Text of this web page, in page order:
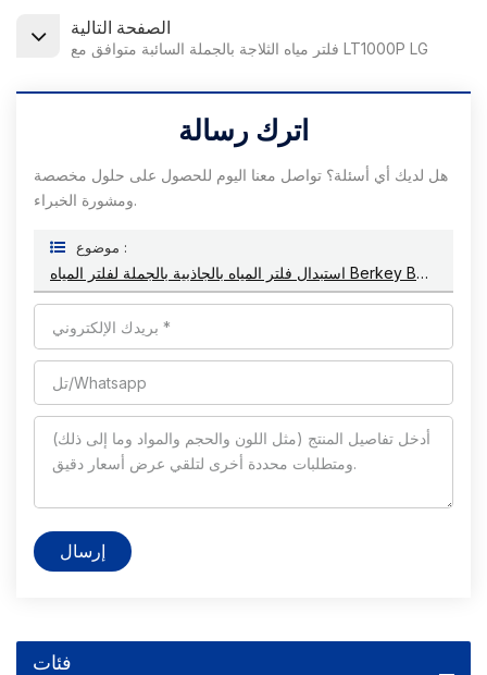
الصفحة التالية
فلتر مياه الثلاجة بالجملة السائبة متوافق مع LT1000P LG
اترك رسالة
هل لديك أي أسئلة؟ تواصل معنا اليوم للحصول على حلول مخصصة
ومشورة الخبراء.
موضوع :
استبدال فلتر المياه بالجاذبية بالجملة لفلتر المياه Berkey BB9-2 وأنظمة الترشيح الأخرى التي تغذيها الجاذبية
إرسال
فئات